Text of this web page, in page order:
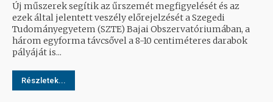
Új műszerek segítik az űrszemét megfigyelését és az
ezek által jelentett veszély előrejelzését a Szegedi
Tudományegyetem (SZTE) Bajai Obszervatóriumában, a
három egyforma távcsővel a 8-10 centiméteres darabok
pályáját is...
Részletek...